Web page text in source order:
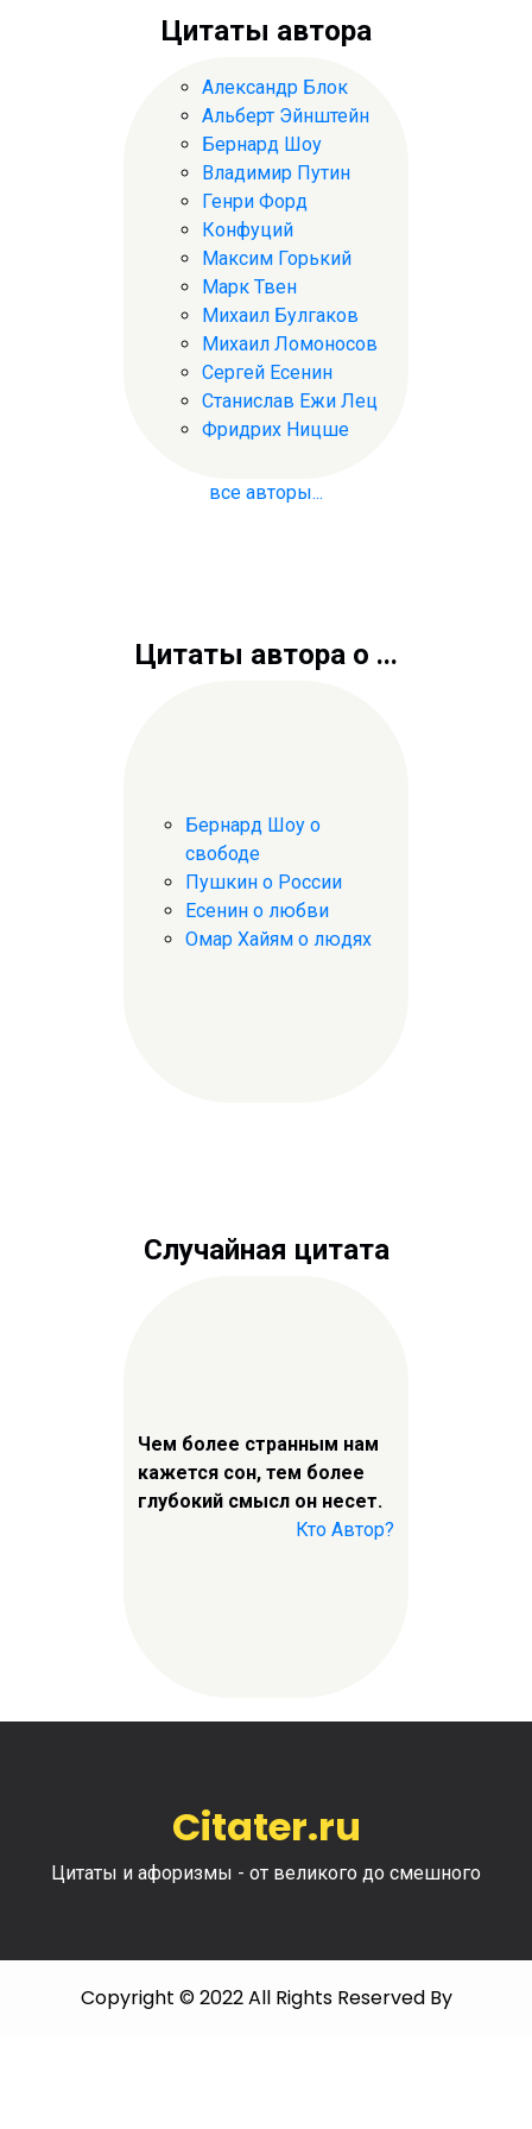
Цитаты автора
Александр Блок
Альберт Эйнштейн
Бернард Шоу
Владимир Путин
Генри Форд
Конфуций
Максим Горький
Марк Твен
Михаил Булгаков
Михаил Ломоносов
Сергей Есенин
Станислав Ежи Лец
Фридрих Ницше
все авторы...
Цитаты автора о ...
Бернард Шоу о
свободе
Пушкин о России
Есенин о любви
Омар Хайям о людях
Случайная цитата
Чем более странным нам
кажется сон, тем более
глубокий смысл он несет.
Кто Автор?
Citater.ru
Цитаты и афоризмы - от великого до смешного
Copyright © 2022 All Rights Reserved By